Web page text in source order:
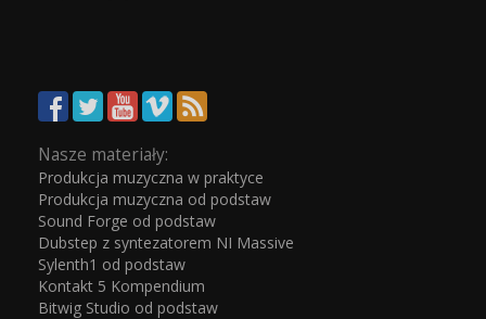
Nasze materiały:
Produkcja muzyczna w praktyce
Produkcja muzyczna od podstaw
Sound Forge od podstaw
Dubstep z syntezatorem NI Massive
Sylenth1 od podstaw
Kontakt 5 Kompendium
Bitwig Studio od podstaw